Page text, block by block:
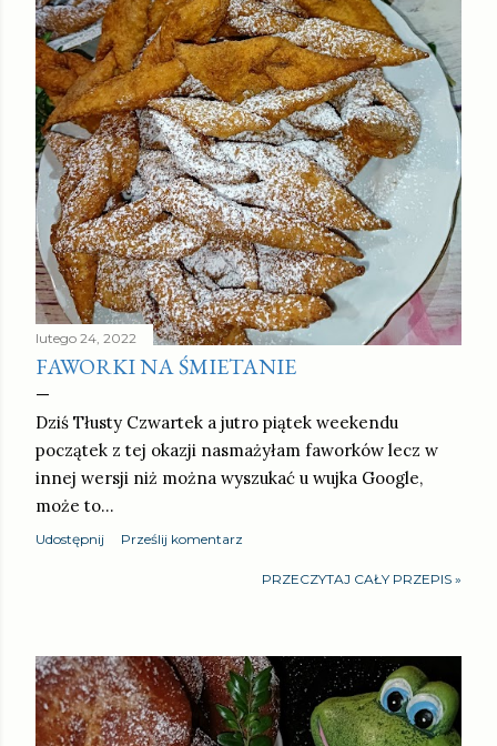
lutego 24, 2022
FAWORKI NA ŚMIETANIE
Dziś Tłusty Czwartek a jutro piątek weekendu
początek z tej okazji nasmażyłam faworków lecz w
innej wersji niż można wyszukać u wujka Google,
może to…
Udostępnij Prześlij komentarz
PRZECZYTAJ CAŁY PRZEPIS »